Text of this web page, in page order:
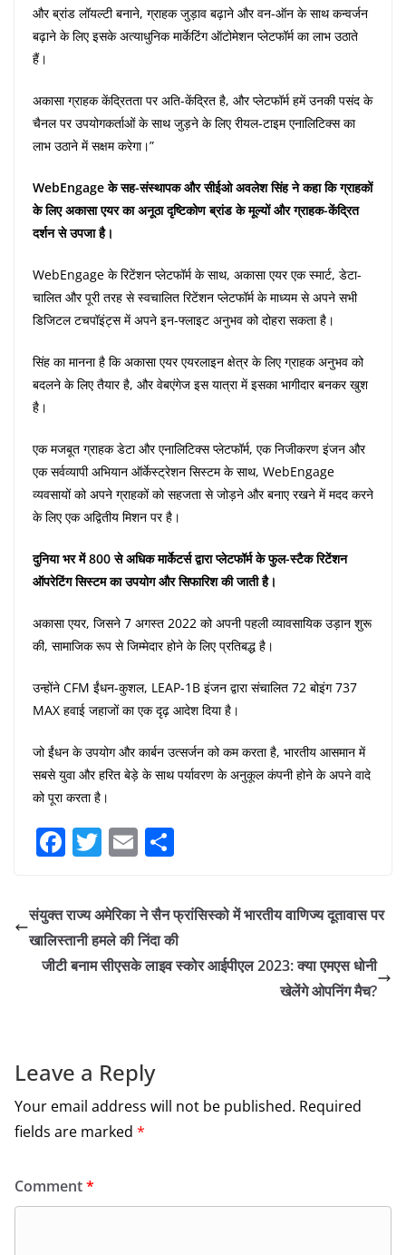
और ब्रांड लॉयल्टी बनाने, ग्राहक जुड़ाव बढ़ाने और वन-ऑन के साथ कन्वर्जन
बढ़ाने के लिए इसके अत्याधुनिक मार्केटिंग ऑटोमेशन प्लेटफॉर्म का लाभ उठाते
हैं।
अकासा ग्राहक केंद्रितता पर अति-केंद्रित है, और प्लेटफॉर्म हमें उनकी पसंद के
चैनल पर उपयोगकर्ताओं के साथ जुड़ने के लिए रीयल-टाइम एनालिटिक्स का
लाभ उठाने में सक्षम करेगा।”
WebEngage के सह-संस्थापक और सीईओ अवलेश सिंह ने कहा कि ग्राहकों
के लिए अकासा एयर का अनूठा दृष्टिकोण ब्रांड के मूल्यों और ग्राहक-केंद्रित
दर्शन से उपजा है।
WebEngage के रिटेंशन प्लेटफॉर्म के साथ, अकासा एयर एक स्मार्ट, डेटा-
चालित और पूरी तरह से स्वचालित रिटेंशन प्लेटफॉर्म के माध्यम से अपने सभी
डिजिटल टचपॉइंट्स में अपने इन-फ्लाइट अनुभव को दोहरा सकता है।
सिंह का मानना है कि अकासा एयर एयरलाइन क्षेत्र के लिए ग्राहक अनुभव को
बदलने के लिए तैयार है, और वेबएंगेज इस यात्रा में इसका भागीदार बनकर खुश
है।
एक मजबूत ग्राहक डेटा और एनालिटिक्स प्लेटफॉर्म, एक निजीकरण इंजन और
एक सर्वव्यापी अभियान ऑर्केस्ट्रेशन सिस्टम के साथ, WebEngage
व्यवसायों को अपने ग्राहकों को सहजता से जोड़ने और बनाए रखने में मदद करने
के लिए एक अद्वितीय मिशन पर है।
दुनिया भर में 800 से अधिक मार्केटर्स द्वारा प्लेटफॉर्म के फुल-स्टैक रिटेंशन
ऑपरेटिंग सिस्टम का उपयोग और सिफारिश की जाती है।
अकासा एयर, जिसने 7 अगस्त 2022 को अपनी पहली व्यावसायिक उड़ान शुरू
की, सामाजिक रूप से जिम्मेदार होने के लिए प्रतिबद्ध है।
उन्होंने CFM ईंधन-कुशल, LEAP-1B इंजन द्वारा संचालित 72 बोइंग 737
MAX हवाई जहाजों का एक दृढ़ आदेश दिया है।
जो ईंधन के उपयोग और कार्बन उत्सर्जन को कम करता है, भारतीय आसमान में
सबसे युवा और हरित बेड़े के साथ पर्यावरण के अनुकूल कंपनी होने के अपने वादे
को पूरा करता है।
F
c
e
b
T
itt
er
E
ai
l
ar
e
संयुक्त राज्य अमेरिका ने सैन फ्रांसिस्को में भारतीय वाणिज्य दूतावास पर
खालिस्तानी हमले की निंदा की
जीटी बनाम सीएसके लाइव स्कोर आईपीएल 2023: क्या एमएस धोनी
खेलेंगे ओपनिंग मैच?
Leave a Reply
Your email address will not be published. Required
fields are marked *
Comment*